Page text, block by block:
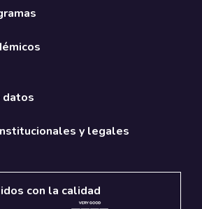
datos
y legales
con la calidad